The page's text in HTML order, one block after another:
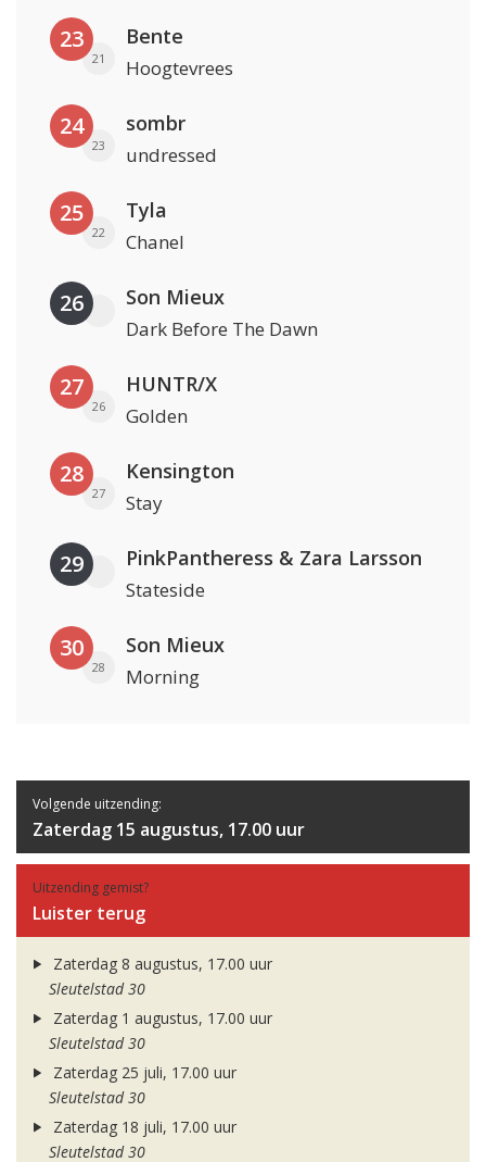
23
21
Bente
Hoogtevrees
24
23
sombr
undressed
25
22
Tyla
Chanel
26 Son Mieux
Dark Before The Dawn
27
26
HUNTR/X
Golden
28
27
Kensington
Stay
29 PinkPantheress & Zara Larsson
Stateside
30
28
Son Mieux
Morning
Volgende uitzending:
Zaterdag 15 augustus, 17.00 uur
Uitzending gemist?
Luister terug
Zaterdag 8 augustus, 17.00 uur
Sleutelstad 30
Zaterdag 1 augustus, 17.00 uur
Sleutelstad 30
Zaterdag 25 juli, 17.00 uur
Sleutelstad 30
Zaterdag 18 juli, 17.00 uur
Sleutelstad 30